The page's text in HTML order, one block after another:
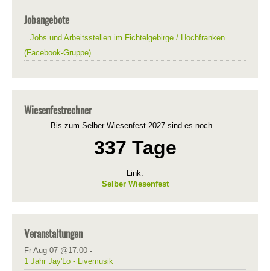
Jobangebote
Jobs und Arbeitsstellen im Fichtelgebirge / Hochfranken
(Facebook-Gruppe)
Wiesenfestrechner
Bis zum Selber Wiesenfest 2027 sind es noch...
337 Tage
Link:
Selber Wiesenfest
Veranstaltungen
Fr Aug 07 @17:00 -
1 Jahr Jay'Lo - Livemusik